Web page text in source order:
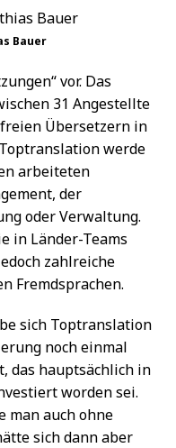
Bauer
vor. Das
31 Angestellte
Übersetzern in
werde
arbeiteten
der
oder Verwaltung.
in Länder-Teams
zahlreiche
Fremdsprachen.
sich Toptranslation
noch einmal
das hauptsächlich in
worden sei.
man auch ohne
sich dann aber